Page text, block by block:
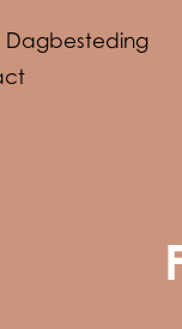
Dagbesteding